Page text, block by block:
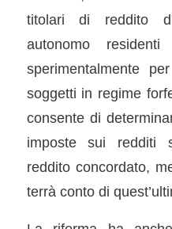
titolari di reddito
autonomo
sperimentalmente
soggetti in regime
consente di
imposte sui redditi
reddito concordato,
terrà conto di